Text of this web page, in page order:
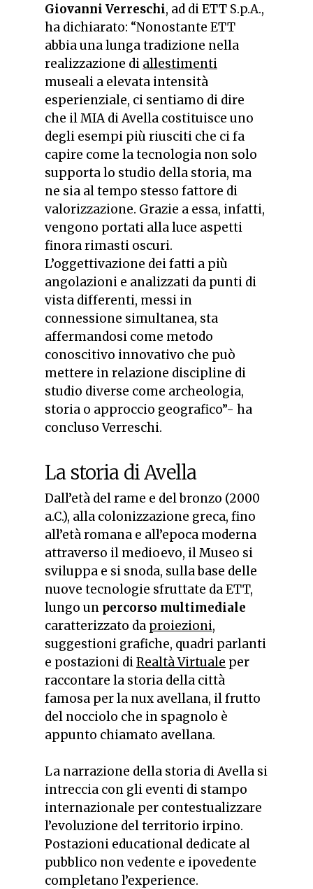
Giovanni Verreschi, ad di ETT S.p.A.,
ha dichiarato: “Nonostante ETT
abbia una lunga tradizione nella
realizzazione di allestimenti
museali a elevata intensità
esperienziale, ci sentiamo di dire
che il MIA di Avella costituisce uno
degli esempi più riusciti che ci fa
capire come la tecnologia non solo
supporta lo studio della storia, ma
ne sia al tempo stesso fattore di
valorizzazione. Grazie a essa, infatti,
vengono portati alla luce aspetti
finora rimasti oscuri.
L’oggettivazione dei fatti a più
angolazioni e analizzati da punti di
vista differenti, messi in
connessione simultanea, sta
affermandosi come metodo
conoscitivo innovativo che può
mettere in relazione discipline di
studio diverse come archeologia,
storia o approccio geografico”- ha
concluso Verreschi.
La storia di Avella
Dall’età del rame e del bronzo (2000
a.C.), alla colonizzazione greca, fino
all’età romana e all’epoca moderna
attraverso il medioevo, il Museo si
sviluppa e si snoda, sulla base delle
nuove tecnologie sfruttate da ETT,
lungo un percorso multimediale
caratterizzato da proiezioni,
suggestioni grafiche, quadri parlanti
e postazioni diRealtà Virtuale per
raccontare la storia della città
famosa per la nux avellana, il frutto
del nocciolo che in spagnolo è
appunto chiamato avellana.
La narrazione della storia di Avella si
intreccia con gli eventi di stampo
internazionale per contestualizzare
l’evoluzione del territorio irpino.
Postazioni educational dedicate al
pubblico non vedente e ipovedente
completano l’experience.